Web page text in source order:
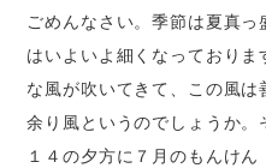
ごめんなさい。季節は夏真
はいよいよ細くなっており
な風が吹いてきて、この風
余り風というのでしょうか。
１４の夕方に７月のもんけ